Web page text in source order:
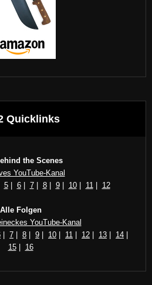
Quicklinks
the Scenes
YouTube-Kanal
5| 6| 7| 8| 9| 10| 11 12
Alle Folgen
YouTube-Kanal
7 8 9 10 11 12 13 14
15| 16